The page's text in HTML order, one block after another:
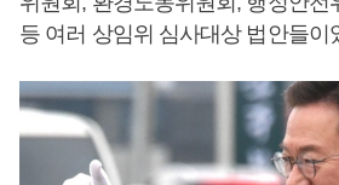
등 여러 상임위 심사대상 법안들이